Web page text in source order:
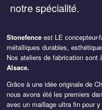
notre spécialité.
Stonefence est LE concepteur-
métalliques durables,
Nos ateliers de fabrication sont
Alsace.
Grâce à une idée originale de
nous avons été les premiers
avec un maillage ultra fin pour